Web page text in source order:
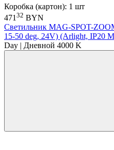
Коробка (картон): 1 шт
471 32 BYN
Светильник MAG-SPOT-
15-50 deg, 24V) (Arlight, IP20
Day | Дневной 4000 K